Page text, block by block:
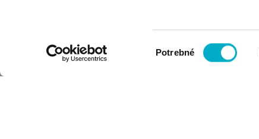
Potrebné